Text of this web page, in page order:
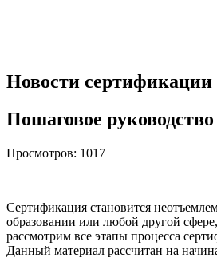
Новости сертификации
Пошаговое
Просмотров: 1017
Сертификация становится
образовании или любой другой
рассмотрим все этапы процесса
Данный материал рассчитан на